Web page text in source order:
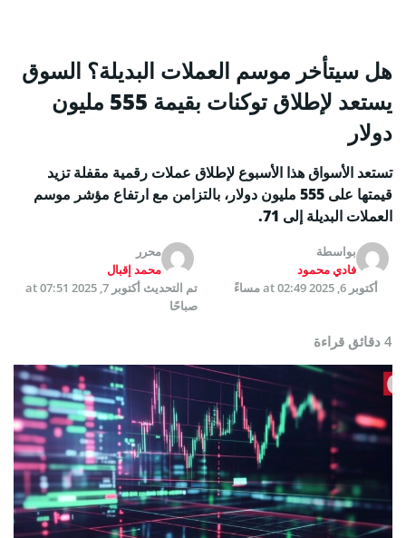
هل سيتأخر موسم العملات البديلة؟ السوق
يستعد لإطلاق توكنات بقيمة 555 مليون
دولار
تستعد الأسواق هذا الأسبوع لإطلاق عملات رقمية مقفلة تزيد
قيمتها على 555 مليون دولار، بالتزامن مع ارتفاع مؤشر موسم
العملات البديلة إلى 71.
بواسطة
فادي محمود
محرر
محمد إقبال
أكتوبر 6, 2025 at 02:49 مساءً
تم التحديث
أكتوبر 7, 2025 at 07:51
صباحًا
4 دقائق قراءة